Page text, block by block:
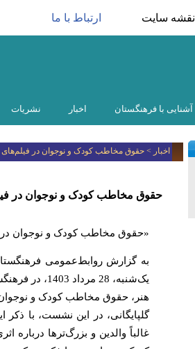
نقشه سایت ارتباط با ما
آشنایی با فرهنگستان اخبار نشریات
اخبار > حقوق مخاطب کودک و نوجوان در
حقوق مخاطب کودک و نوجوان در
«حقوق مخاطب کودک و نوجوان در
به گزارش روابط‌عمومی
یک‌شنبه، 28
هنر، حقوق مخاطب کودک و
گلپایگانی، در این نشست، با ذکر
غالباً والدین و بزرگ‌ترها